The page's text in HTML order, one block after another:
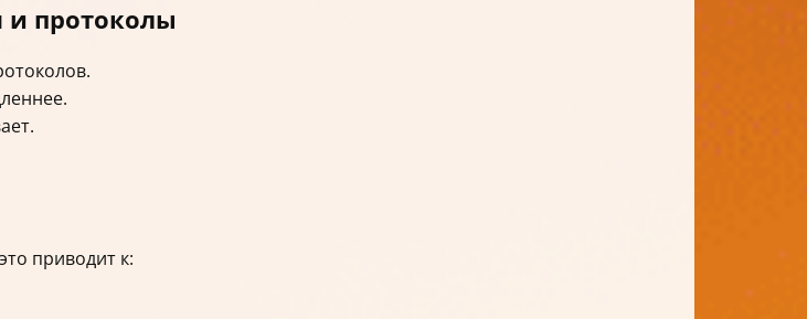
протоколы
приводит к: